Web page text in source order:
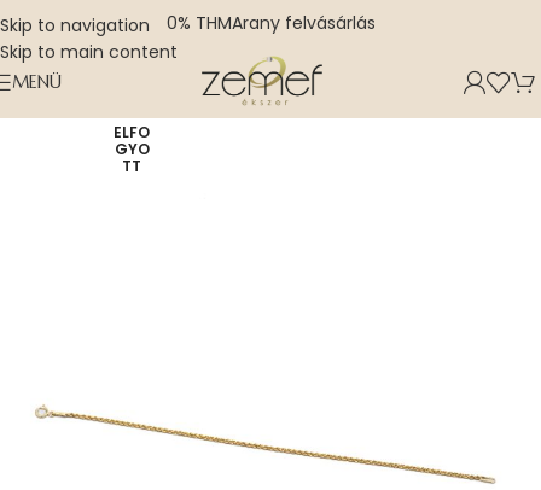
Skip to navigation
Skip to main content
0% THMArany felvásárlás
MENÜ
ELFO
GYO
TT